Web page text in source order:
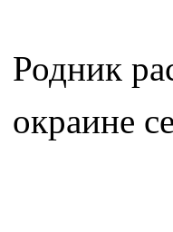
Родник
окраине